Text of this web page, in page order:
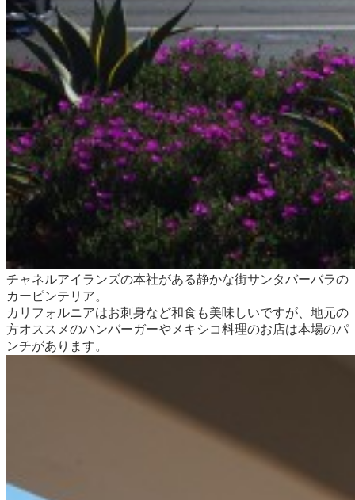
チャネルアイランズの本社がある静かな街サンタバーバラの
カーピンテリア。
カリフォルニアはお刺身など和食も美味しいですが、地元の
方オススメのハンバーガーやメキシコ料理のお店は本場のパ
ンチがあります。